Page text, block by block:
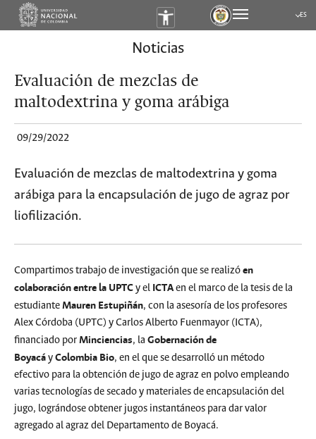
ES
Noticias
Evaluación de mezclas de
maltodextrina y goma arábiga
09/29/2022
Evaluación de mezclas de maltodextrina y goma
arábiga para la encapsulación de jugo de agraz por
liofilización.
Compartimos trabajo de investigación que se realizóen
colaboración entre la UPTCy el ICTAen el marco de la tesis de la
estudianteMauren Estupiñán, con la asesoría de los profesores
Alex Córdoba (UPTC) y Carlos Alberto Fuenmayor (ICTA),
financiado porMinciencias, la Gobernación de
BoyacáyColombia Bio, en el que se desarrolló un método
efectivo para la obtención de jugo de agraz en polvo empleando
varias tecnologías de secado y materiales de encapsulación del
jugo, lográndose obtener jugos instantáneos para dar valor
agregado al agraz del Departamento de Boyacá.